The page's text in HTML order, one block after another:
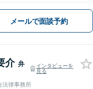
メールで面談予約
介 弁
インタビューを
見る
法律事務所